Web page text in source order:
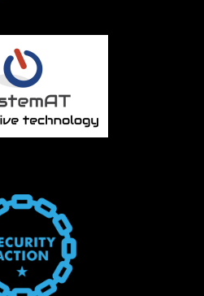
当社への提出は任意で
力いただけない場合
諸⼿続⼜は処理に⽀障
ます。
人情報の開示等の請求
合、できる限り迅速に
。
当社のウェブサイトをご
向上のため、また、当
分析するために、クッ